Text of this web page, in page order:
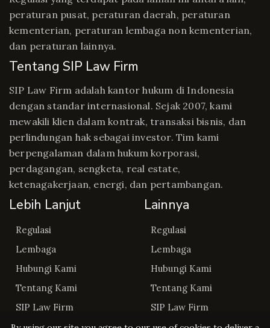
peraturan pusat, peraturan daerah, peraturan
kementerian, peraturan lembaga non kementerian,
dan peraturan lainnya.
Tentang SIP Law Firm
SIP Law Firm adalah kantor hukum di Indonesia
dengan standar internasional. Sejak 2007, kami
mewakili klien dalam kontrak, transaksi bisnis, dan
perlindungan hak sebagai investor. Tim kami
berpengalaman dalam hukum korporasi,
perdagangan, sengketa, real estate,
ketenagakerjaan, energi, dan pertambangan.
Lebih Lanjut
Regulasi
Lembaga
Hubungi Kami
Tentang Kami
SIP Law Firm
Lainnya
Regulasi
Lembaga
Hubungi Kami
Tentang Kami
SIP Law Firm